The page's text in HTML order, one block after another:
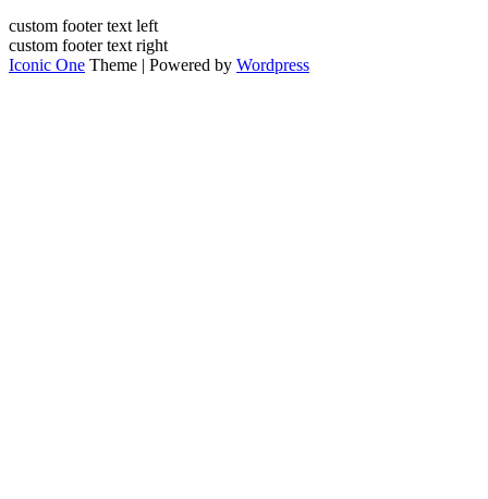
custom footer text left
custom footer text right
Iconic One Theme | Powered by Wordpress